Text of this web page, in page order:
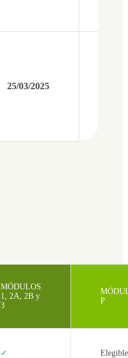
25/03/2025
MÓDULOS
1, 2A, 2B y
3
P
✓ Elegible